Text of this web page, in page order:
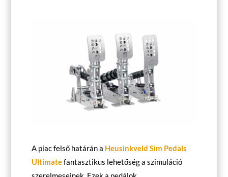
A piac felső határán a Heusinkveld Sim Pedals
Ultimatefantasztikus lehetőség a szimuláció